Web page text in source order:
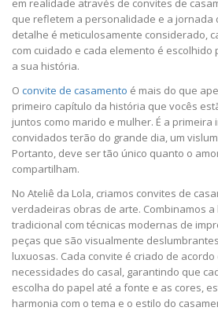
em realidade através de convites de
que refletem a personalidade e a jornada
detalhe é meticulosamente considerado,
com cuidado e cada elemento é
a sua história.
O convite de casamento é mais do que
primeiro capítulo da história que vocês
juntos como marido e mulher. É a
convidados terão do grande dia, um
Portanto, deve ser tão único quanto o
compartilham.
No Ateliê da Lola, criamos convites de
verdadeiras obras de arte. Combinamos
tradicional com técnicas modernas de
peças que são visualmente
luxuosas. Cada convite é criado de
necessidades do casal, garantindo que
escolha do papel até a fonte e as cores,
harmonia com o tema e o estilo do